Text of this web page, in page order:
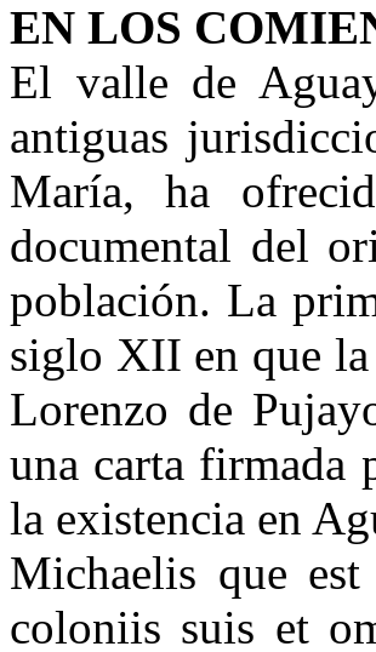
EN LOS
El valle de
antiguas
María, ha
documental del
población. La
siglo XII en que la
Lorenzo de
una carta firmada
la existencia en
Michaelis que
coloniis suis et